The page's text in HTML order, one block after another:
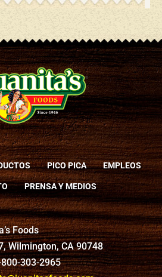
PICO PICA EMPLEOS
PRENSA Y MEDIOS
Foods
Wilmington, CA 90748
303-2965